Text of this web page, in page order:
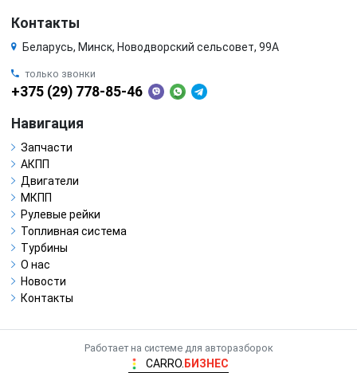
Контакты
Беларусь, Минск, Новодворский сельсовет, 99А
только звонки
+375 (29) 778-85-46
Навигация
Запчасти
АКПП
Двигатели
МКПП
Рулевые рейки
Топливная система
Турбины
О нас
Новости
Контакты
Работает на системе для авторазборок
CARRO. БИЗНЕС